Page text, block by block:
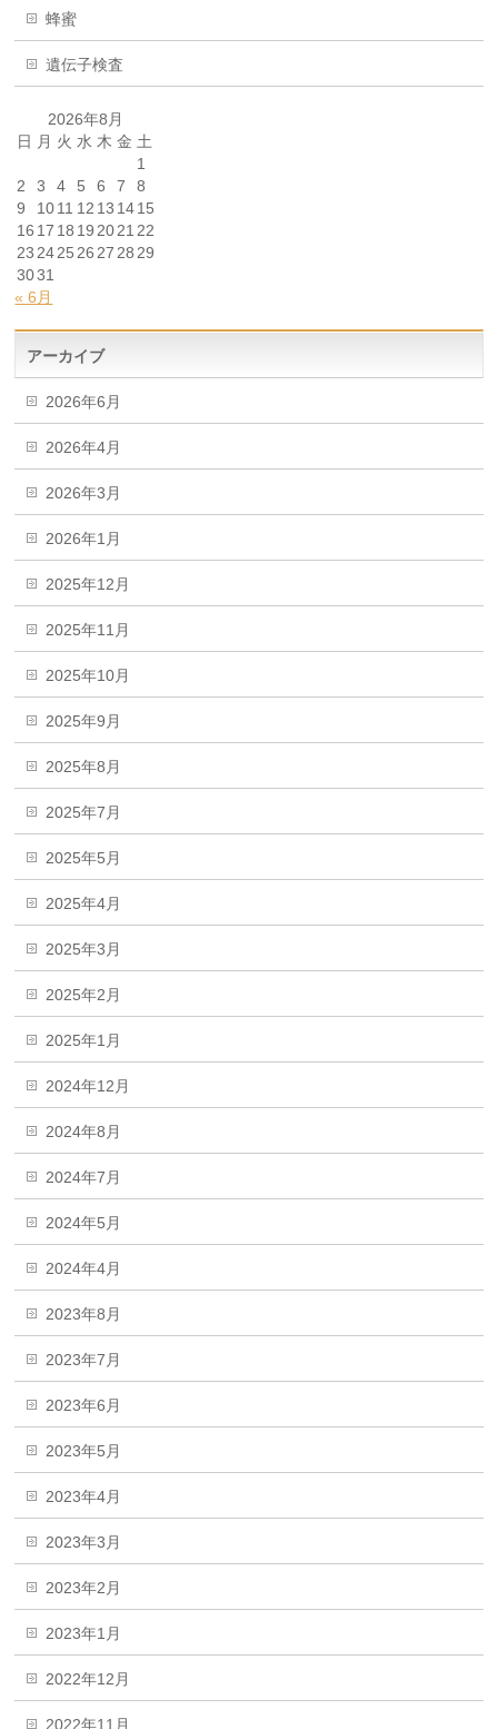
蜂蜜
遺伝子検査
2026年8月
日 月 火 水 木 金 土
1
2
3 4 5 6 7
8
9
1011 12 13 1415
16 17 18 19 2021 22
23 2425 26 27 28 29
3031
« 6月
アーカイブ
2026年6月
2026年4月
2026年3月
2026年1月
2025年12月
2025年11月
2025年10月
2025年9月
2025年8月
2025年7月
2025年5月
2025年4月
2025年3月
2025年2月
2025年1月
2024年12月
2024年8月
2024年7月
2024年5月
2024年4月
2023年8月
2023年7月
2023年6月
2023年5月
2023年4月
2023年3月
2023年2月
2023年1月
2022年12月
2022年11月